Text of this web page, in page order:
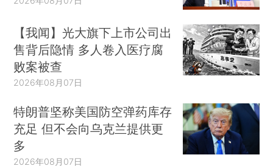
【我闻】光大旗下上市公司出
售背后隐情 多人卷入医疗腐
败案被查
2026年08月07日
特朗普坚称美国防空弹药库存
充足 但不会向乌克兰提供更
多
2026年08月07日